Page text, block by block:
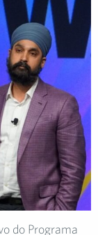
do Programa